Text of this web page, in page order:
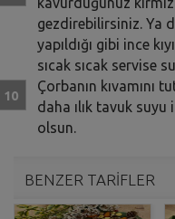
gezdirebilirsiniz. Ya
yapıldığı gibi ince
sıcak sıcak servise
Çorbanın kıvamını
daha ılık tavuk
olsun.
BENZER TARİFLER